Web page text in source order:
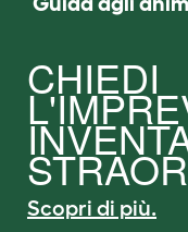
CHIEDI
Scopri di più.